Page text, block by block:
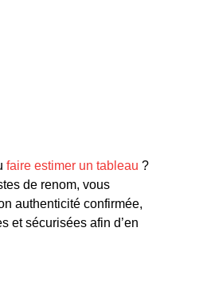
faire estimer un tableau ?
de renom, vous
authenticité confirmée,
et sécurisées afin d’en